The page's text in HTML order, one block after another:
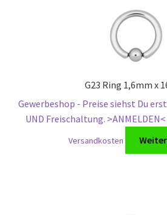
G23 Ring 1,6mm x
Gewerbeshop - Preise siehst Du
UND Freischaltung. >ANMELDEN<
Versandkosten